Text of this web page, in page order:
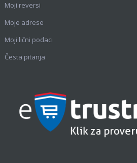
Moji reversi
Moje adrese
Moji lični podaci
Česta pitanja